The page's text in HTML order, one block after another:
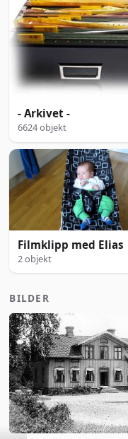
- Arkivet -
6624 objekt
Filmklipp med Elias
2 objekt
BILDER